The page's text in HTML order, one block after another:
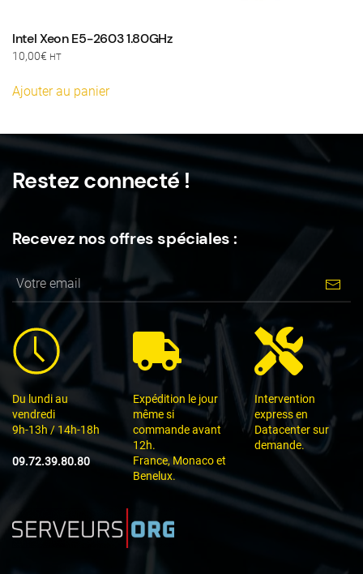
Intel Xeon E5-2603 1.80GHz
10,00€ HT
Ajouter au panier
Restez connecté !
Recevez nos offres spéciales :
Du lundi au
vendredi
9h-13h / 14h-18h
09.72.39.80.80
Expédition le jour
même si
commande avant
12h.
France, Monaco et
Benelux.
Intervention
express en
Datacenter sur
demande.